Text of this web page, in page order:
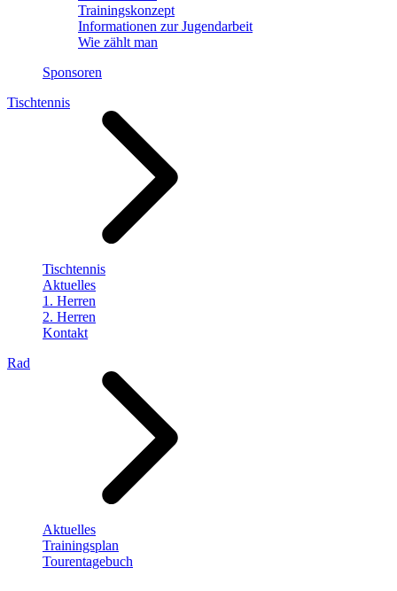
Trainingskonzept
Informationen zur Jugendarbeit
Wie zählt man
Sponsoren
Tischtennis
Tischtennis
Aktuelles
1. Herren
2. Herren
Kontakt
Rad
Aktuelles
Trainingsplan
Tourentagebuch